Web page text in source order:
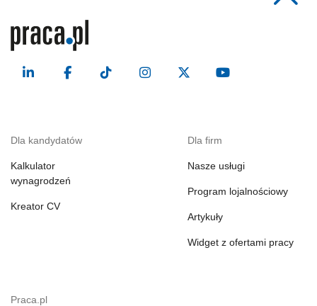
Dla kandydatów
Kalkulator
wynagrodzeń
Kreator CV
Dla firm
Nasze usługi
Program lojalnościowy
Artykuły
Widget z ofertami pracy
Praca.pl